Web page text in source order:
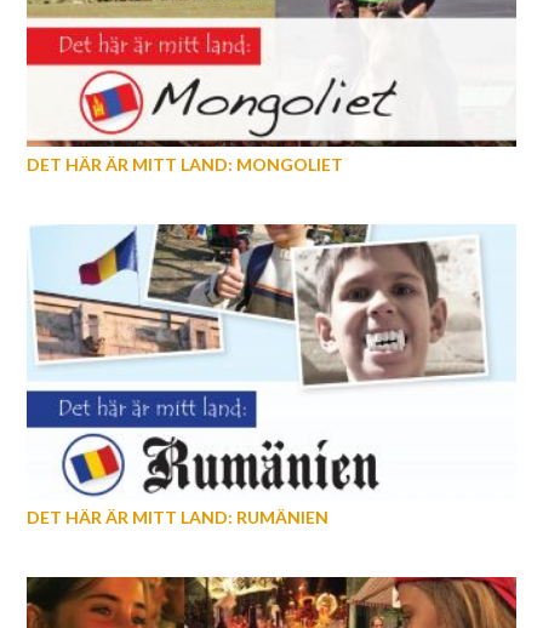
DET HÄR ÄR MITT LAND: MONGOLIET
DET HÄR ÄR MITT LAND: RUMÄNIEN